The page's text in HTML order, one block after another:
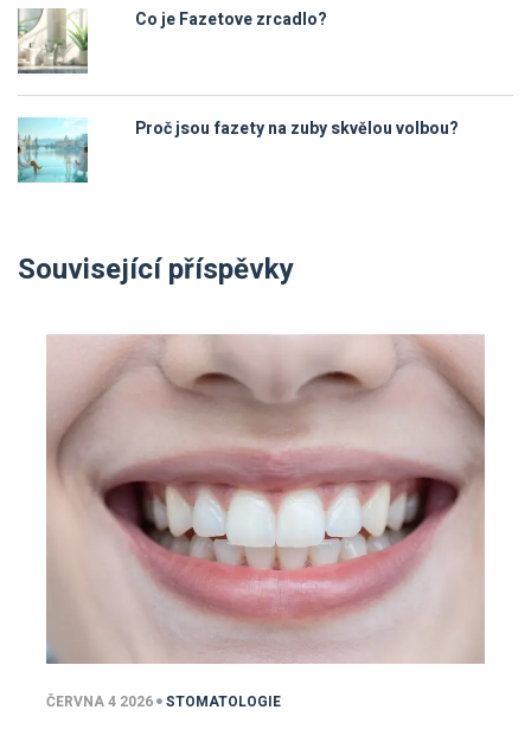
Co je Fazetove zrcadlo?
Proč jsou fazety na zuby skvělou volbou?
Související příspěvky
ČERVNA 4 2026 STOMATOLOGIE